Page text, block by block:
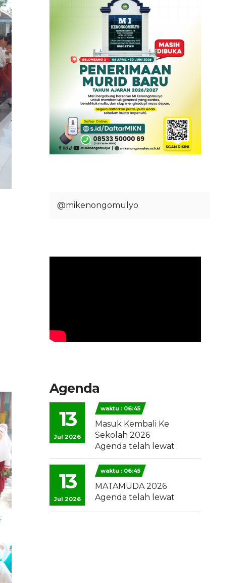
@mikenongomulyo
Agenda
13
Jul 2026
waktu : 06:45
Masuk Kembali Ke
Sekolah 2026
Agenda telah lewat
13
Jul 2026
waktu : 06:45
MATAMUDA 2026
Agenda telah lewat